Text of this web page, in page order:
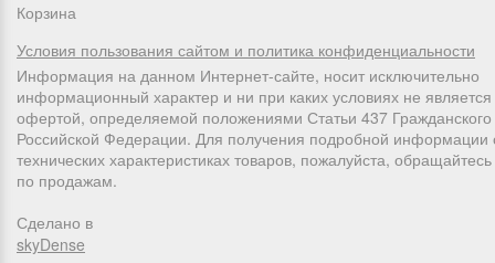
Корзина
Условия пользования сайтом и политика конфиденциальности
Информация на данном Интернет-сайте, носит исключительно
информационный характер и ни при каких условиях не
офертой, определяемой положениями Статьи 437 Гражданского
Российской Федерации. Для получения подробной информации
технических характеристиках товаров, пожалуйста,
по продажам.
Сделано в
skyDense